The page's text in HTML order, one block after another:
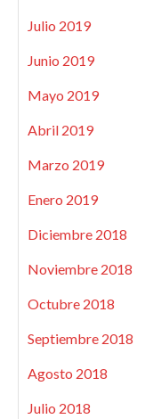
Julio 2019
Junio 2019
Mayo 2019
Abril 2019
Marzo 2019
Enero 2019
Diciembre 2018
Noviembre 2018
Octubre 2018
Septiembre 2018
Agosto 2018
Julio 2018